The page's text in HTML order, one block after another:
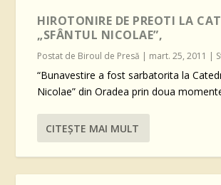
HIROTONIRE DE PREOTI LA
„SFÂNTUL NICOLAE”,
Postat de Biroul de Presă | mart. 25, 2011 |
“Bunavestire a fost sarbatorita la
Nicolae” din Oradea prin doua
CITEŞTE MAI MULT